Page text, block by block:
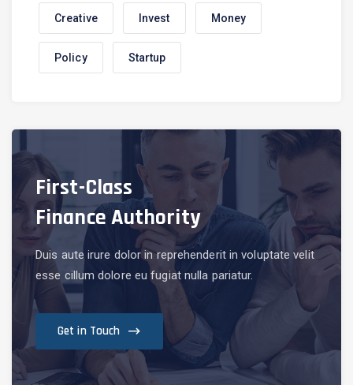
Creative Invest Money
Policy Startup
First-Class
Finance Authority
Duis aute irure dolor in reprehenderit in voluptate velit
esse cillum dolore eu fugiat nulla pariatur.
Get in Touch